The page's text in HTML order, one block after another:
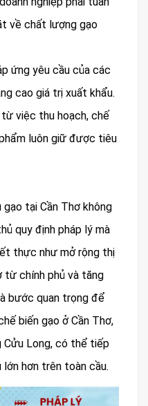
về chất lượng gạo
ứng yêu cầu của các
cao giá trị xuất khẩu.
việc thu hoạch, chế
luôn giữ được tiêu
tại Cần Thơ không
quy định pháp lý mà
thực như mở rộng thị
chính phủ và tăng
bước quan trọng để
biến gạo ở Cần Thơ,
Cửu Long, có thể tiếp
hơn trên toàn cầu.